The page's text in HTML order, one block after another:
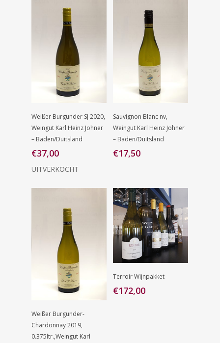
Lees Verder
Weißer Burgunder SJ 2020,
Weingut Karl Heinz Johner
– Baden/Duitsland
€37,00
UITVERKOCHT
Toevoegen
Aan
Winkelwagen
Sauvignon Blanc nv,
Weingut Karl Heinz Johner
– Baden/Duitsland
€17,50
Lees Verder
Weißer Burgunder-
Chardonnay 2019,
0.375ltr.,Weingut Karl
Toevoegen
Aan
Winkelwagen
Terroir Wijnpakket
€172,00